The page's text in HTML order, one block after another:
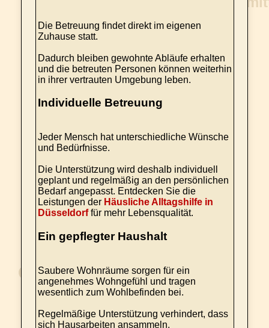
Die Betreuung findet direkt im eigenen
Zuhause statt.
Dadurch bleiben gewohnte Abläufe erhalten
und die betreuten Personen können weiterhin
in ihrer vertrauten Umgebung leben.
Individuelle Betreuung
Jeder Mensch hat unterschiedliche Wünsche
und Bedürfnisse.
Die Unterstützung wird deshalb individuell
geplant und regelmäßig an den persönlichen
Bedarf angepasst. Entdecken Sie die
Leistungen der Häusliche Alltagshilfe in
Düsseldorffür mehr Lebensqualität.
Ein gepflegter Haushalt
Saubere Wohnräume sorgen für ein
angenehmes Wohngefühl und tragen
wesentlich zum Wohlbefinden bei.
Regelmäßige Unterstützung verhindert, dass
sich Hausarbeiten ansammeln.